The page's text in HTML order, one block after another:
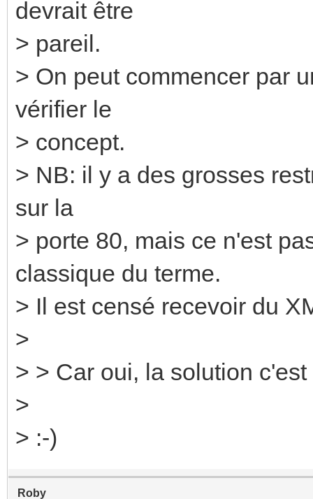
devrait être
> pareil.
> On peut commencer par
vérifier le
> concept.
> NB: il y a des grosses
sur la
> porte 80, mais ce n'est
classique du terme.
> Il est censé recevoir du
>
> > Car oui, la solution
>
> :-)
Roby